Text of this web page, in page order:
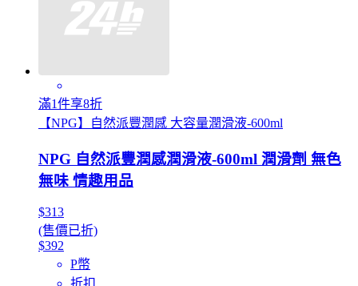
滿1件享8折
【NPG】自然派豐潤感 大容量潤滑液-600ml
NPG 自然派豐潤感潤滑液-600ml 潤滑劑 無色
無味 情趣用品
$313
(售價已折)
$392
P幣
折扣